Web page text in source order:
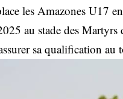
les Amazones U17
au stade des
sa qualification au